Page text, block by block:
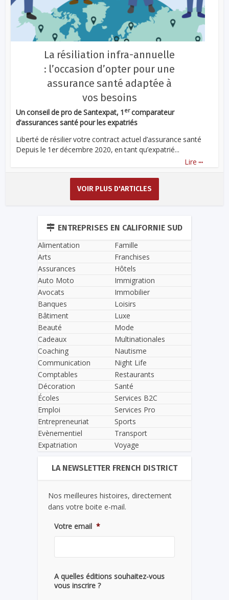
La résiliation infra-annuelle
: l’occasion d’opter pour une
assurance santé adaptée à
vos besoins
Un conseil de pro de Santexpat, 1 ercomparateur
d’assurances santé pour les expatriés
Liberté de résilier votre contract actuel d’assurance santé
Depuis le 1er décembre 2020, en tant qu’expatrié...
Lire ...
VOIR PLUS D'ARTICLES
ENTREPRISES EN CALIFORNIE SUD
Alimentation
Arts
Assurances
Auto Moto
Avocats
Banques
Bâtiment
Beauté
Cadeaux
Coaching
Communication
Comptables
Décoration
Écoles
Emploi
Entrepreneuriat
Evènementiel
Expatriation
Famille
Franchises
Hôtels
Immigration
Immobilier
Loisirs
Luxe
Mode
Multinationales
Nautisme
Night Life
Restaurants
Santé
Services B2C
Services Pro
Sports
Transport
Voyage
LA NEWSLETTER FRENCH DISTRICT
Nos meilleures histoires, directement
dans votre boite e-mail.
Votre email *
A quelles éditions souhaitez-vous
vous inscrire ?